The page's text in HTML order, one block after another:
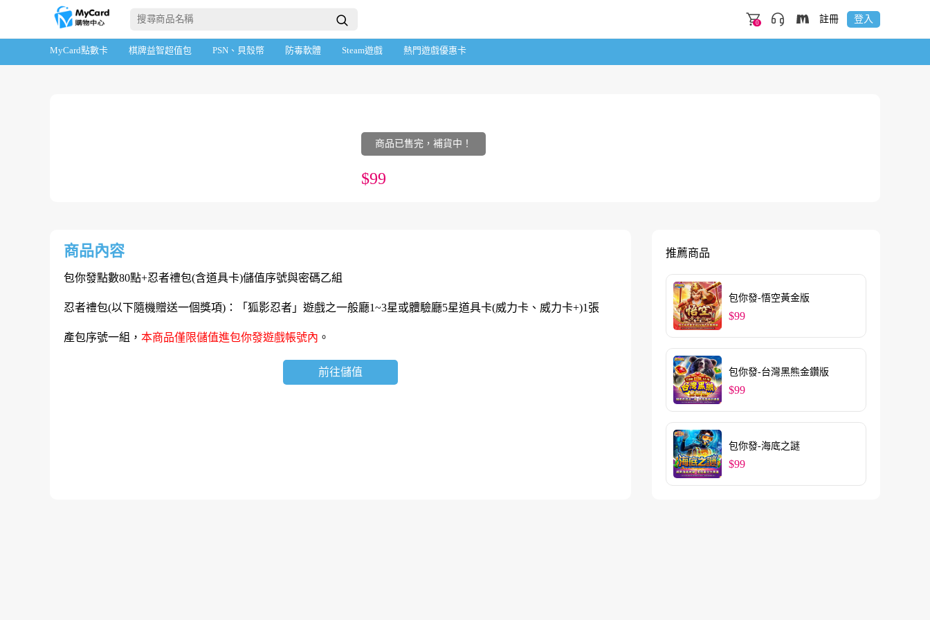
0 註冊 登入
MyCard點數卡 棋牌益智超值包 PSN、貝殼幣 防毒軟體 Steam遊戲 熱門遊戲優惠卡
首頁 棋牌益智超值包 包你發
商品已售完，補貨中！
$99
商品內容
包你發點數80點+忍者禮包(含道具卡)儲值序號與密碼乙組
忍者禮包(以下隨機贈送一個獎項)：「狐影忍者」遊戲之一般廳1~3星或體驗廳5星道具卡(威力卡、威力卡+)1張
產包序號一組， 本商品僅限儲值進包你發遊戲帳號內 。
前往儲值
推薦商品
包你發-悟空黃金版
$99
包你發-台灣黑熊金鑽版
$99
包你發-海底之謎
$99